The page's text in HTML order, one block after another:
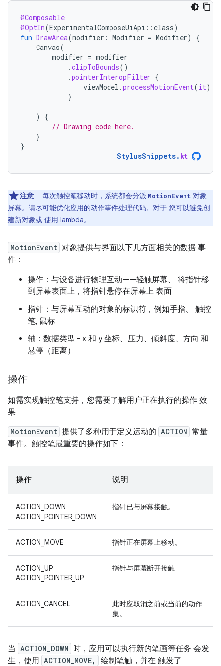
@Composable
@OptIn(ExperimentalComposeUiApi ::class)
fun DrawArea(modifier : Modifier = Modifier)
{
Canvas(
modifier = modifier
.clipToBounds()
.pointerInteropFilter {
viewModel .processMotionEvent(it)
}
)
{
// Drawing code here.
}
}
StylusSnippets. kt
注意 ： 每次触控笔移动时，系统都会分派 MotionEvent 对象
屏幕。请尽可能优化应用的动作事件处理代码。对于 您可以避免创
建新对象或 使用 lambda。
MotionEvent 对象提供与界面以下几方面相关的数据 事
件：
操作：与设备进行物理互动——轻触屏幕、 将指针移
到屏幕表面上，将指针悬停在屏幕上 表面
指针：与屏幕互动的对象的标识符，例如手指、 触控
笔, 鼠标
轴：数据类型 - x 和 y 坐标、压力、倾斜度、方向 和
悬停（距离）
操作
如需实现触控笔支持，您需要了解用户正在执行的操作 效
果
MotionEvent 提供了多种用于定义运动的 ACTION 常量
事件。触控笔最重要的操作如下：
操作 说明
ACTION_DOWN
ACTION_POINTER_DOWN
指针已与屏幕接触。
ACTION_MOVE 指针正在屏幕上移动。
ACTION_UP
ACTION_POINTER_UP
指针与屏幕断开接触
ACTION_CANCEL
此时应取消之前或当前的动作
集。
当 ACTION_DOWN 时，应用可以执行新的笔画等任务 会发
生，使用 ACTION_MOVE, 绘制笔触，并在 触发了